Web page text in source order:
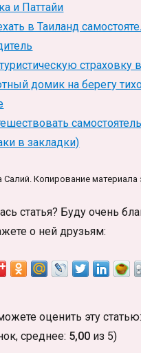
и Паттайи
в Таиланд
страховку
домик на берегу
в закладки)
Салий. Копирование материала
статья? Буду очень
о ней друзьям:
оценить эту
среднее: 5,00 из 5)